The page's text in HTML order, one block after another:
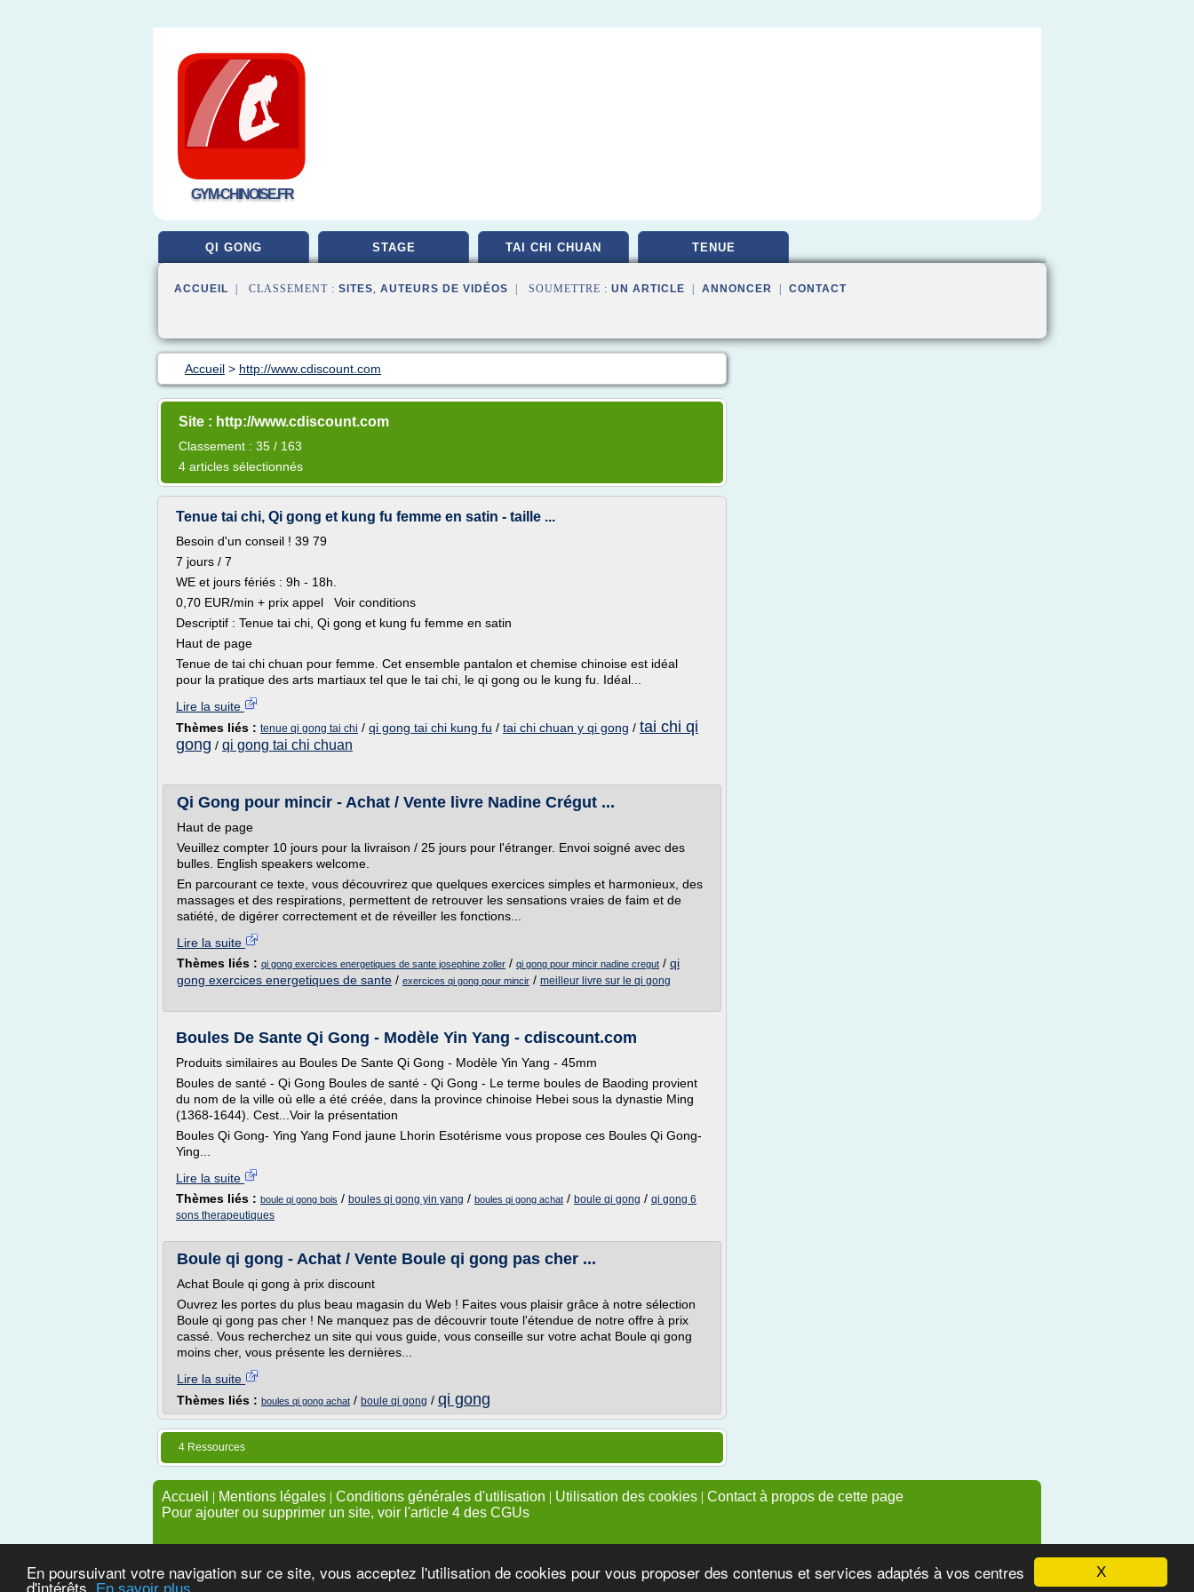
X
En poursuivant votre navigation sur ce site, vous acceptez l'utilisation de cookies pour vous proposer des contenus et services adaptés à vos centres
d'intérêts.
GYM-CHINOISE.FR
QI GONG STAGE TAI CHI CHUAN TENUE
ACCUEIL | CLASSEMENT : SITES, AUTEURS DE VIDÉOS | SOUMETTRE : UN ARTICLE ANNONCER CONTACT
Accueil > http://www.cdiscount.com
Site : http://www.cdiscount.com
Classement : 35 / 163
4 articles sélectionnés
Tenue tai chi, Qi gong et kung fu femme en satin - taille ...
Besoin d'un conseil ! 39 79
7 jours / 7
WE et jours fériés : 9h - 18h.
0,70 EUR/min + prix appel Voir conditions
Descriptif : Tenue tai chi, Qi gong et kung fu femme en satin
Haut de page
Tenue de tai chi chuan pour femme. Cet ensemble pantalon et chemise chinoise est idéal
pour la pratique des arts martiaux tel que le tai chi, le qi gong ou le kung fu. Idéal...
Lire la suite
Thèmes liés : tenue qi gong tai chi / qi gong tai chi kung fu / tai chi chuan y qi gong / tai chi qi
gong / qi gong tai chi chuan
Qi Gong pour mincir - Achat / Vente livre Nadine Crégut ...
Haut de page
Veuillez compter 10 jours pour la livraison / 25 jours pour l'étranger. Envoi soigné avec des
bulles. English speakers welcome.
En parcourant ce texte, vous découvrirez que quelques exercices simples et harmonieux, des
massages et des respirations, permettent de retrouver les sensations vraies de faim et de
satiété, de digérer correctement et de réveiller les fonctions...
Lire la suite
Thèmes liés : qi gong exercices energetiques de sante josephine zoller / qi gong pour mincir nadine cregut / qi
gong exercices energetiques de sante / exercices qi gong pour mincir / meilleur livre sur le qi gong
Boules De Sante Qi Gong - Modèle Yin Yang - cdiscount.com
Produits similaires au Boules De Sante Qi Gong - Modèle Yin Yang - 45mm
Boules de santé - Qi Gong Boules de santé - Qi Gong - Le terme boules de Baoding provient
du nom de la ville où elle a été créée, dans la province chinoise Hebei sous la dynastie Ming
(1368-1644). Cest...Voir la présentation
Boules Qi Gong- Ying Yang Fond jaune Lhorin Esotérisme vous propose ces Boules Qi Gong-
Ying...
Lire la suite
Thèmes liés : boule qi gong bois / boules qi gong yin yang / boules qi gong achat / boule qi gong / qi gong 6
sons therapeutiques
Boule qi gong - Achat / Vente Boule qi gong pas cher ...
Achat Boule qi gong à prix discount
Ouvrez les portes du plus beau magasin du Web ! Faites vous plaisir grâce à notre sélection
Boule qi gong pas cher ! Ne manquez pas de découvrir toute l'étendue de notre offre à prix
cassé. Vous recherchez un site qui vous guide, vous conseille sur votre achat Boule qi gong
moins cher, vous présente les dernières...
Lire la suite
Thèmes liés : boules qi gong achat / boule qi gong / qi gong
4 Ressources
Accueil | Mentions légales | Conditions générales d'utilisation | Utilisation des cookies | Contact à propos de cette page
Pour ajouter ou supprimer un site, voir l'article 4 des CGUs